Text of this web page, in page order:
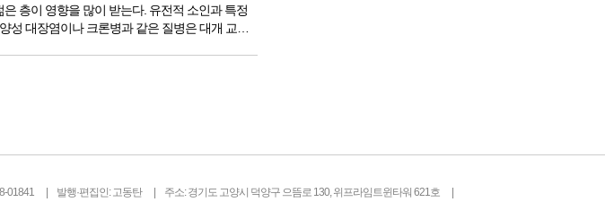
은 층이 영향을 많이 받는다. 유전적 소인과 특정
성 대장염이나 크론병과 같은 질병은 대개 교육
01841 발행·편집인: 고동탄
주소: 경기도 고양시 덕양구 으뜸로 130, 위프라임트윈타워 621호